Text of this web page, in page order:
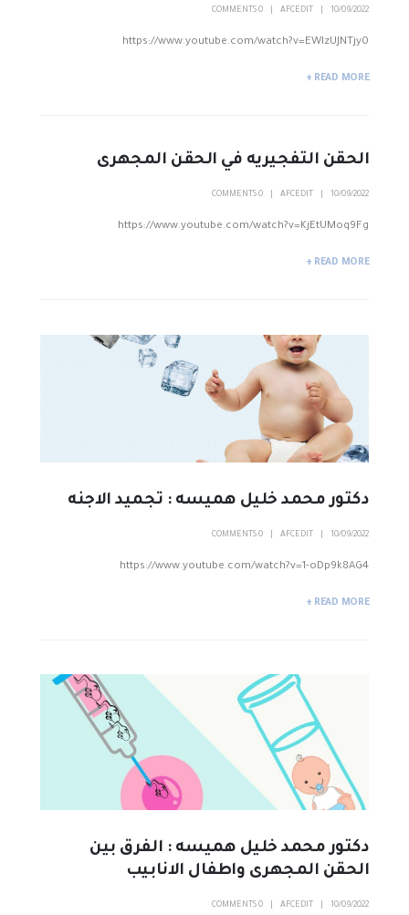
10/09/2022
AFCEDIT
0 COMMENTS
https://www.youtube.com/watch?v=EWlzUJNTjy0
READ MORE +
الحقن التفجيريه في الحقن المجهرى
10/09/2022
AFCEDIT
0 COMMENTS
https://www.youtube.com/watch?v=KjEtUMoq9Fg
READ MORE +
دكتور محمد خليل هميسه : تجميد الاجنه
10/09/2022
AFCEDIT
0 COMMENTS
https://www.youtube.com/watch?v=1-oDp9k8AG4
READ MORE +
دكتور محمد خليل هميسه : الفرق بين
الحقن المجهرى واطفال الانابيب
10/09/2022
AFCEDIT
0 COMMENTS